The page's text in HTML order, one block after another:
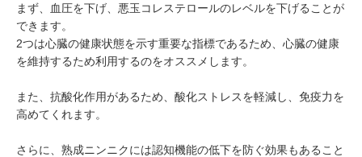
まず、血圧を下げ、悪玉コレステロールのレベルを下げることが
できます。
2つは心臓の健康状態を示す重要な指標であるため、心臓の健康
を維持するため利用するのをオススメします。
また、抗酸化作用があるため、酸化ストレスを軽減し、免疫力を
高めてくれます。
さらに、熟成ニンニクには認知機能の低下を防ぐ効果もあること